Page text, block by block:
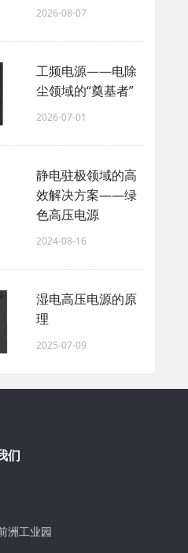
2026-08-07
工频电源——电除
尘领域的“奠基者”
2026-07-01
静电驻极领域的高
效解决方案——绿
色高压电源
2024-08-16
湿电高压电源的原
理
2025-07-09
们
洲工业园